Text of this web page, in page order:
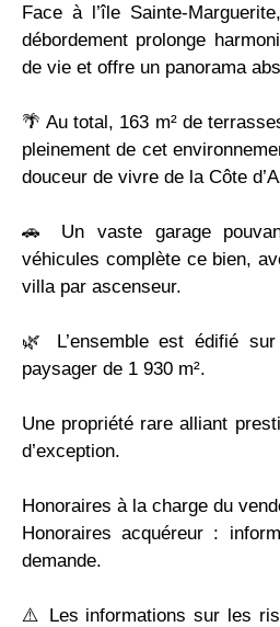
Face à l’île Sainte-
débordement prolonge
de vie et offre un panorama
🌴 Au total, 163 m² de
pleinement de cet
douceur de vivre de la Côte
🚗 Un vaste garage
véhicules complète ce bien,
villa par ascenseur.
🌿 L’ensemble est édifié
paysager de 1 930 m².
Une propriété rare alliant
d’exception.
Honoraires à la charge du
Honoraires acquéreur :
demande.
⚠️ Les informations sur les